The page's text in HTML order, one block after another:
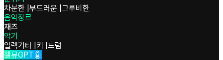
차분한 부드러운 그루비한
음악장르
재즈
악기
일렉기타 키 드럼
셀뮤GPT🤖